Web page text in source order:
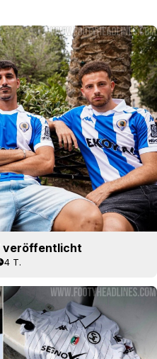
veröffentlicht
4 T.